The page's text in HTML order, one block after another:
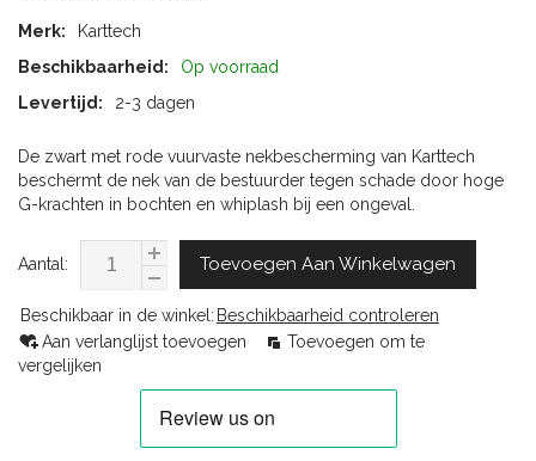
Merk:
Karttech
Beschikbaarheid:
Op voorraad
Levertijd:
2-3 dagen
De zwart met rode vuurvaste nekbescherming van Karttech
beschermt de nek van de bestuurder tegen schade door hoge
G-krachten in bochten en whiplash bij een ongeval.
Aantal: Toevoegen Aan Winkelwagen
Beschikbaar in de winkel: Beschikbaarheid controleren
Aan verlanglijst toevoegen
Toevoegen om te
vergelijken